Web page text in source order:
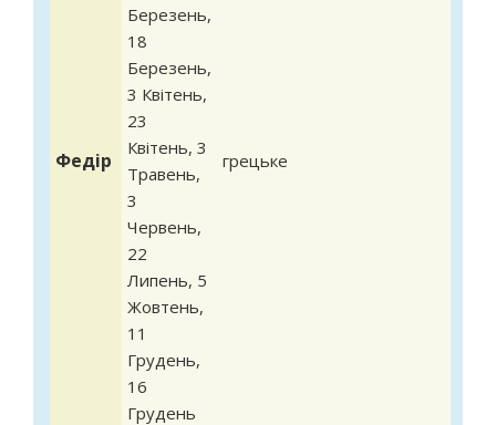
Федір
Березень,
18
Березень,
3 Квітень,
23
Квітень, 3
Травень,
3
Червень,
22
Липень, 5
Жовтень,
11
Грудень,
16
Грудень
грецьке